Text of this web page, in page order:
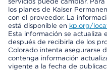
los planes de Kaiser
con el proveedor. La
está disponible en kp.org/
Esta información se actualiza
después de recibirla de los
Colorado intenta asegurarse
contenga información
vigente a la fecha de